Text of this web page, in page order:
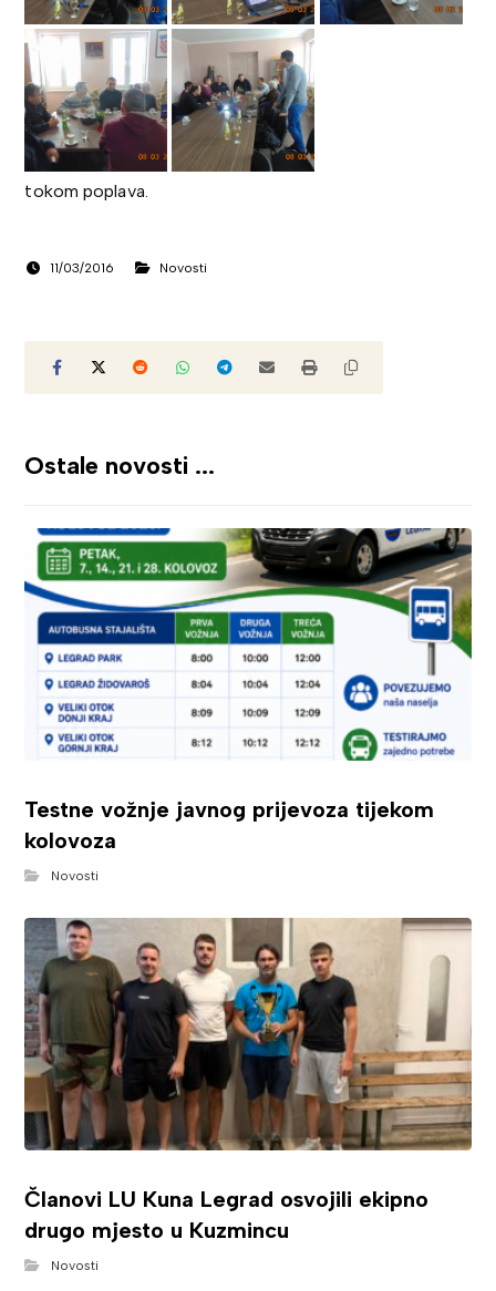
tokom poplava.
11/03/2016 Novosti
Ostale novosti ...
Testne vožnje javnog prijevoza tijekom
kolovoza
Novosti
Članovi LU Kuna Legrad osvojili ekipno
drugo mjesto u Kuzmincu
Novosti